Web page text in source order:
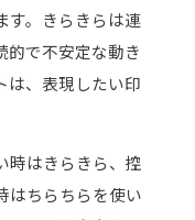
す。きらきらは連
的で不安定な動き
は、表現したい印
時はきらきら、控
はちらちらを使い